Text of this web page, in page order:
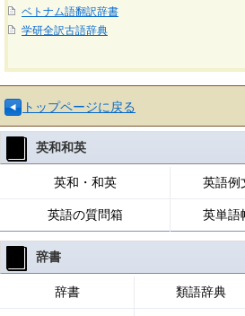
ベトナム語翻訳辞書
学研全訳古語辞典
トップページに戻る
英和和英
英和・和英 英語例
英語の質問箱 英単語
辞書
辞書 類語辞典